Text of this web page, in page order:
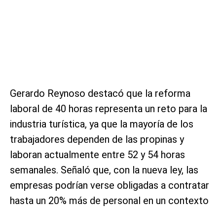
Gerardo Reynoso destacó que la reforma
laboral de 40 horas representa un reto para la
industria turística, ya que la mayoría de los
trabajadores dependen de las propinas y
laboran actualmente entre 52 y 54 horas
semanales. Señaló que, con la nueva ley, las
empresas podrían verse obligadas a contratar
hasta un 20% más de personal en un contexto